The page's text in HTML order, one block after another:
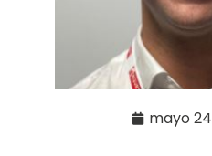
mayo